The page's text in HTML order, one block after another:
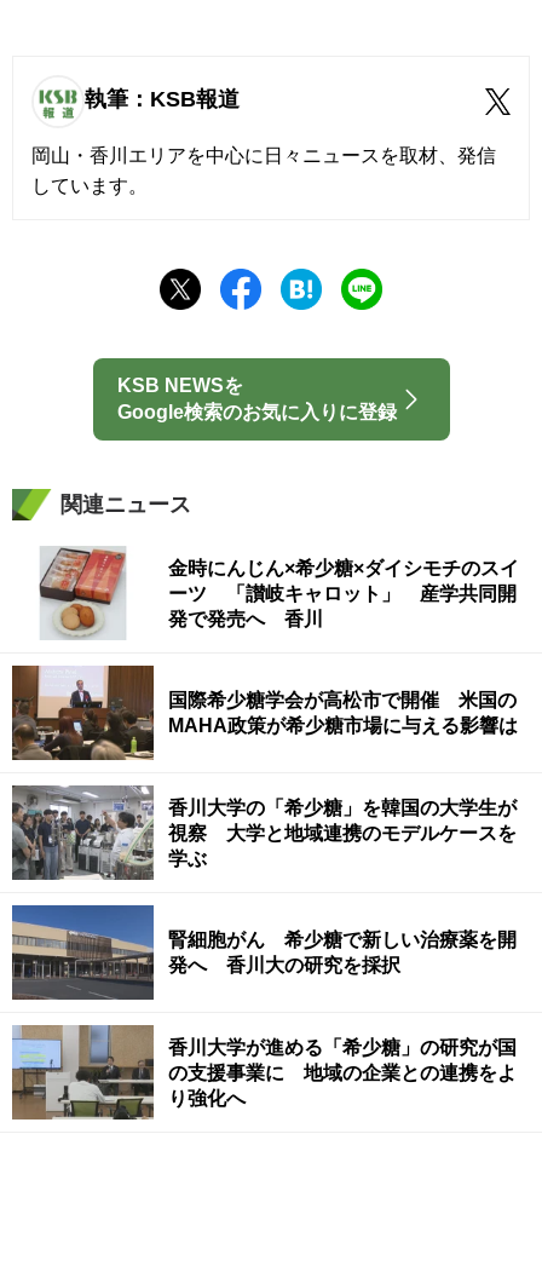
執筆：KSB報道
岡山・香川エリアを中心に日々ニュースを取材、発信
しています。
KSB NEWSを
Google検索のお気に入りに登録
関連ニュース
金時にんじん×希少糖×ダイシモチのスイ
ーツ 「讃岐キャロット」 産学共同開
発で発売へ 香川
国際希少糖学会が高松市で開催 米国の
MAHA政策が希少糖市場に与える影響は
香川大学の「希少糖」を韓国の大学生が
視察 大学と地域連携のモデルケースを
学ぶ
腎細胞がん 希少糖で新しい治療薬を開
発へ 香川大の研究を採択
香川大学が進める「希少糖」の研究が国
の支援事業に 地域の企業との連携をよ
り強化へ